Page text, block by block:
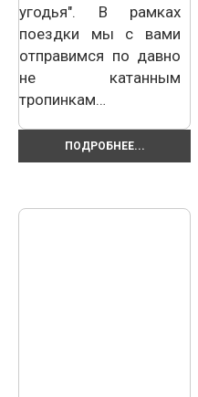
угодья". В рамках
поездки мы с вами
отправимся по давно
не катанным
тропинкам…
ПОДРОБНЕЕ...